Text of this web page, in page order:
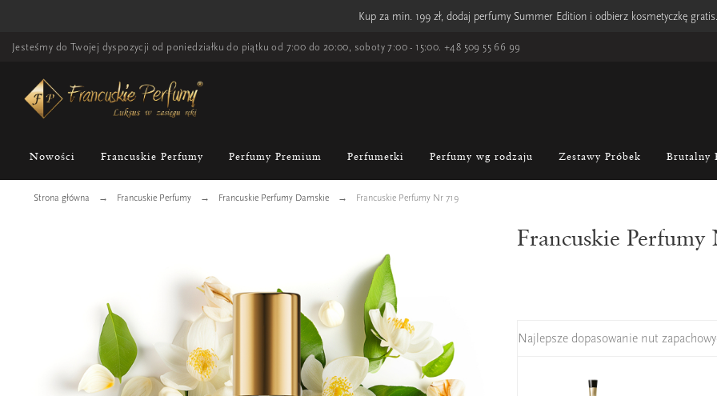
Kup za min. 199 zł, dodaj perfumy Summer Edition i odbierz kosmetyczkę gratis.
Jesteśmy do Twojej dyspozycji od poniedziałku do piątku od 7:00 do 20:00, soboty 7:00 - 15:00. +48 509 55 66 99
Nowości Francuskie Perfumy Perfumy Premium Perfumetki Perfumy wg rodzaju Zestawy Próbek Brutalny
Strona główna Francuskie Perfumy Francuskie Perfumy Damskie Francuskie Perfumy Nr 719
Francuskie
Najlepsze dopasowanie nut